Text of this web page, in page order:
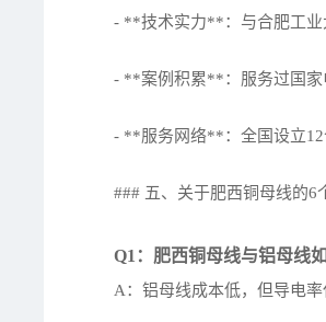
- **技术实力**：与合肥工业
- **案例积累**：服务过国家
- **服务网络**：全国设立12
### 五、关于肥西铜母线的6
Q1：肥西铜母线与铝母线
A：铝母线成本低，但导电